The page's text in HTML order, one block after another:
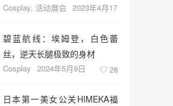
北赛区兰州赛区预选赛圆满结
Cosplay, 活动展会 2023年4月17
碧蓝航线：埃姆登，白色蕾
丝，逆天长腿极致的身材
Cosplay 2024年5月9日 28
日本第一美女公关HIMEKA福